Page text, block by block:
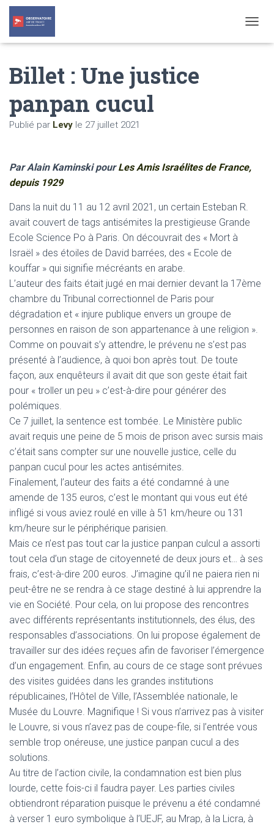
O
Billet : Une justice
panpan cucul
Publié par Levy le 27 juillet 2021
Par Alain Kaminski pourLes Amis Israélites de France,
depuis 1929
Dans la nuit du 11 au 12 avril 2021, un certain Esteban R.
avait couvert de tags antisémites la prestigieuse Grande
Ecole Science Po à Paris. On découvrait des « Mort à
Israël » des étoiles de David barrées, des « Ecole de
kouffar » qui signifie mécréants en arabe.
L’auteur des faits était jugé en mai dernier devant la 17ème
chambre du Tribunal correctionnel de Paris pour
dégradation et « injure publique envers un groupe de
personnes en raison de son appartenance à une religion ».
Comme on pouvait s’y attendre, le prévenu ne s’est pas
présenté à l’audience, à quoi bon après tout. De toute
façon, aux enquêteurs il avait dit que son geste était fait
pour « troller un peu » c’est-à-dire pour générer des
polémiques.
Ce 7 juillet, la sentence est tombée. Le Ministère public
avait requis une peine de 5 mois de prison avec sursis mais
c’était sans compter sur une nouvelle justice, celle du
panpan cucul pour les actes antisémites.
Finalement, l’auteur des faits a été condamné à une
amende de 135 euros, c’est le montant qui vous eut été
infligé si vous aviez roulé en ville à 51 km/heure ou 131
km/heure sur le périphérique parisien.
Mais ce n’est pas tout car la justice panpan culcul a assorti
tout cela d’un stage de citoyenneté de deux jours et… à ses
frais, c’est-à-dire 200 euros. J’imagine qu’il ne paiera rien ni
peut-être ne se rendra à ce stage destiné à lui apprendre la
vie en Société. Pour cela, on lui propose des rencontres
avec différents représentants institutionnels, des élus, des
responsables d’associations. On lui propose également de
travailler sur des idées reçues afin de favoriser l’émergence
d’un engagement. Enfin, au cours de ce stage sont prévues
des visites guidées dans les grandes institutions
républicaines, l’Hôtel de Ville, l’Assemblée nationale, le
Musée du Louvre. Magnifique ! Si vous n’arrivez pas à visiter
le Louvre, si vous n’avez pas de coupe-file, si l’entrée vous
semble trop onéreuse, une justice panpan cucul a des
solutions.
Au titre de l’action civile, la condamnation est bien plus
lourde, cette fois-ci il faudra payer. Les parties civiles
obtiendront réparation puisque le prévenu a été condamné
à verser 1 euro symbolique à l’UEJF, au Mrap, à la Licra, à